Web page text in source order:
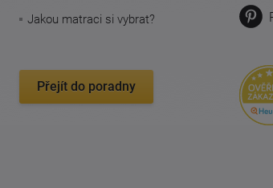
Jakou matraci si vybrat?
Přejít do poradny